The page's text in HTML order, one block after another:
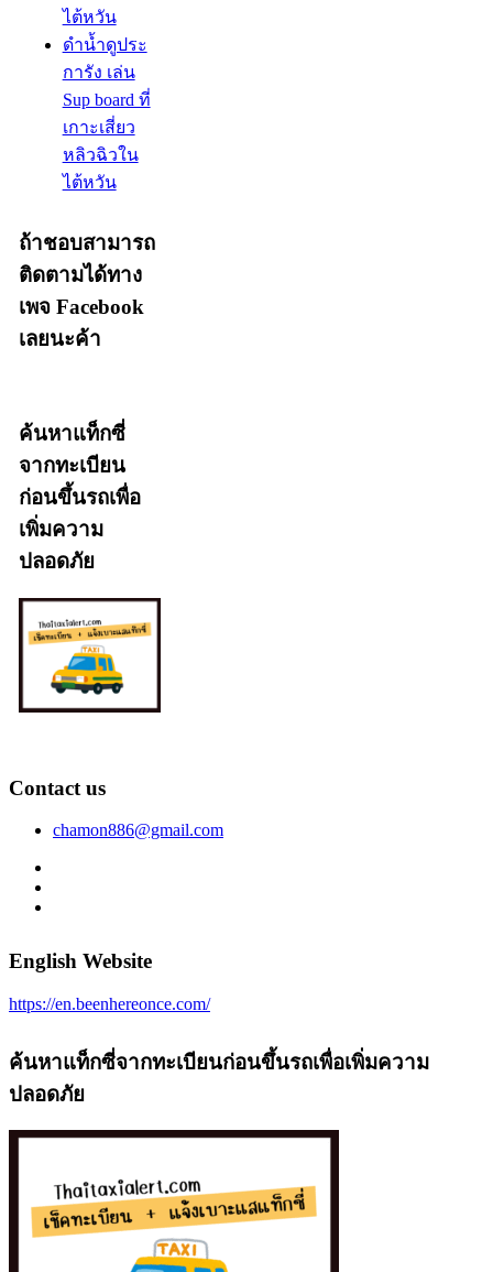
ไต้หวัน
ดำน้ำดูประ
การัง เล่น
Sup board ที่
เกาะเสี่ยว
หลิวฉิวใน
ไต้หวัน
ถ้าชอบสามารถ
ติดตามได้ทาง
เพจ Facebook
เลยนะค้า
ค้นหาแท็กซี่
จากทะเบียน
ก่อนขึ้นรถเพื่อ
เพิ่มความ
ปลอดภัย
Contact us
chamon886@gmail.com
English Website
https://en.beenhereonce.com/
ค้นหาแท็กซี่จากทะเบียนก่อนขึ้นรถเพื่อเพิ่มความ
ปลอดภัย